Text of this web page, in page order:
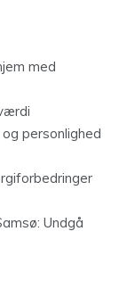
med
personlighed
Undgå